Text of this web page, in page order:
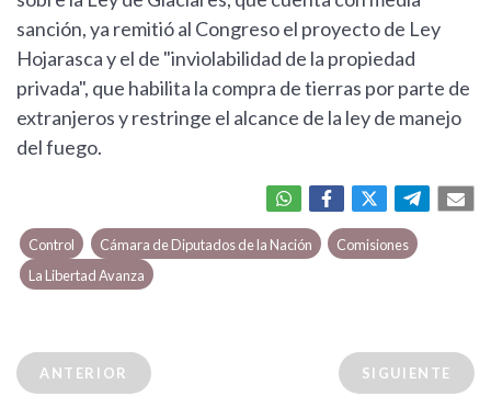
sanción, ya remitió al Congreso el proyecto de Ley
Hojarasca y el de "inviolabilidad de la propiedad
privada", que habilita la compra de tierras por parte de
extranjeros y restringe el alcance de la ley de manejo
del fuego.
Control Cámara de Diputados de la Nación
Comisiones
La Libertad Avanza
ANTERIOR SIGUIENTE